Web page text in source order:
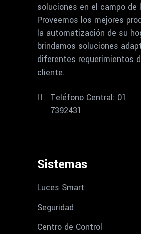
soluciones en el campo de
Proveemos los mejores
la automatización de su
brindamos soluciones
diferentes requerimientos
cliente.
Teléfono Central: 01
7392431
Sistemas
Luces Smart
Seguridad
Centro de Control